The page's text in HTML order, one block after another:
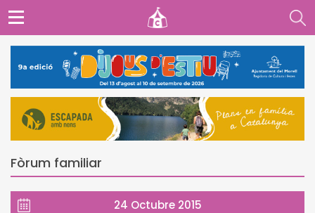
Fòrum familiar
24 Octubre 2015